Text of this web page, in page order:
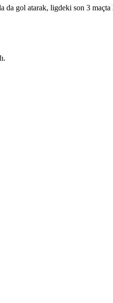
gol atarak, ligdeki son 3 maçta